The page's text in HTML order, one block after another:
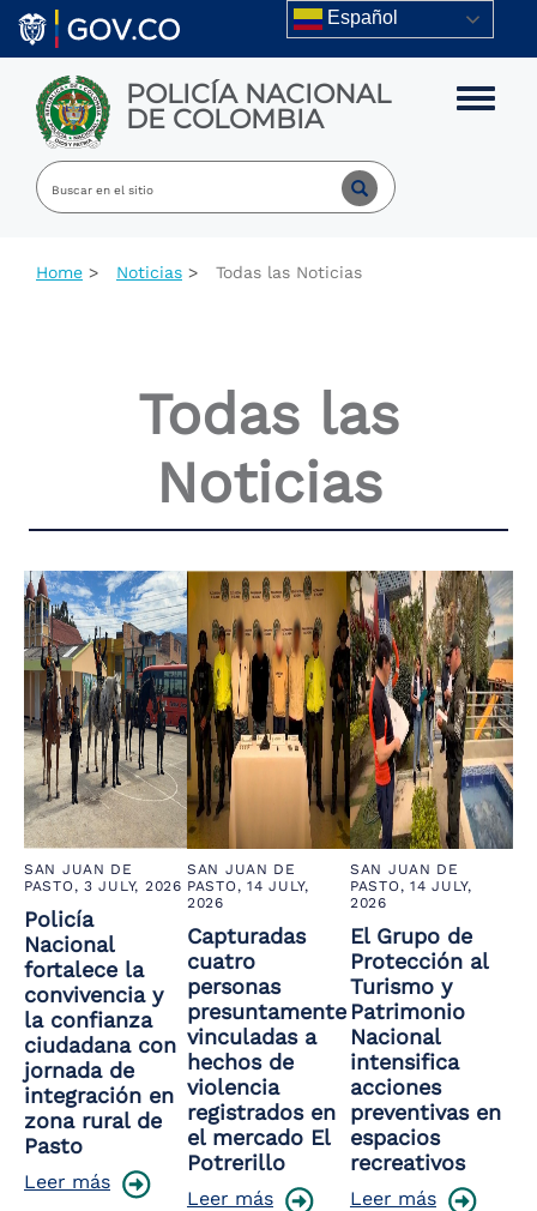
Skip to main content Español
POLICÍA NACIONAL
DE COLOMBIA Toggle
Home Noticias Todas las Noticias
Todas las
Noticias
SAN JUAN DE
PASTO,3 JULY, 2026
Policía
Nacional
fortalece la
convivencia y
la confianza
ciudadana con
jornada de
integración en
zona rural de
Pasto
Leer más
SAN JUAN DE
PASTO,14 JULY,
2026
Capturadas
cuatro
personas
presuntamente
vinculadas a
hechos de
violencia
registrados en
el mercado El
Potrerillo
Leer más
SAN JUAN DE
PASTO,14 JULY,
2026
El Grupo de
Protección al
Turismo y
Patrimonio
Nacional
intensifica
acciones
preventivas en
espacios
recreativos
Leer más